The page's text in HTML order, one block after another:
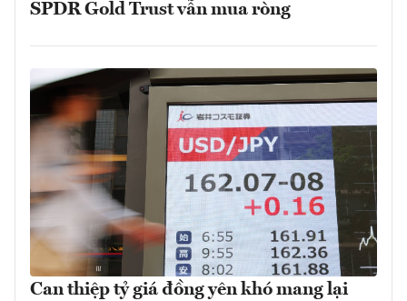
SPDR Gold Trust vẫn mua ròng
Can thiệp tỷ giá đồng yên khó mang lại